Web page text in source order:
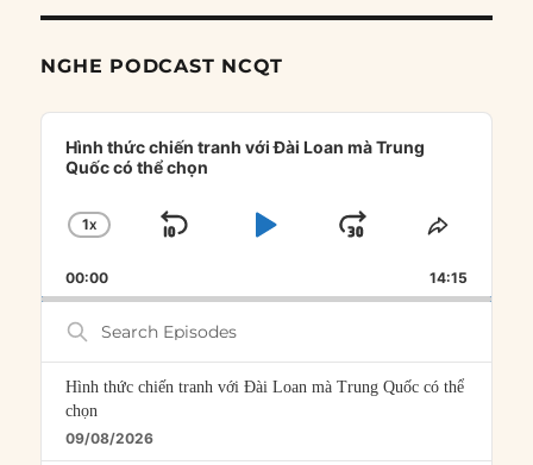
NGHE PODCAST NCQT
Audio
Player
Hình thức chiến tranh với Đài Loan mà Trung
Quốc có thể chọn
CHANGE
RATE
1X
SKIP
PLAYJUMP
FORWARD
SHARE
00:00 14:15
Search
Episodes
Hình thức chiến tranh với Đài Loan mà Trung Quốc có thể
chọn
09/08/2026